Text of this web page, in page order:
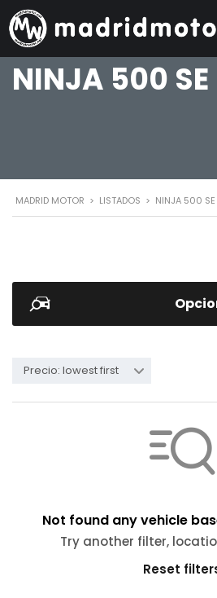
NINJA 500 SE
MADRID MOTOR > LISTADOS > NINJA 500 SE
Precio: lowest first
Not found any vehicle
Try another filter,
Reset